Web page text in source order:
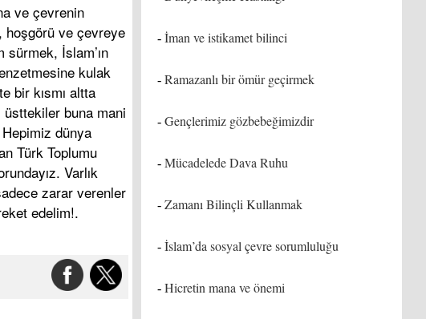
ve çevrenin
hoşgörü ve çevreye
İslam’ın
kulak
bir kısmı altta
üsttekiler buna mani
dünya
Türk Toplumu
Varlık
zarar verenler
edelim!.
- İman ve istikamet bilinci
- Ramazanlı bir ömür geçirmek
- Gençlerimiz gözbebeğimizdir
- Mücadelede Dava Ruhu
- Zamanı Bilinçli Kullanmak
- İslam’da sosyal çevre sorumluluğu
- Hicretin mana ve önemi